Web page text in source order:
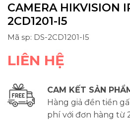
CAMERA HIKVISION
2CD1201-I5
Mã sp: DS-2CD1201-I5
LIÊN HỆ
CAM KẾT SẢN
Hàng giả đền tiền
phí với đơn hàng từ